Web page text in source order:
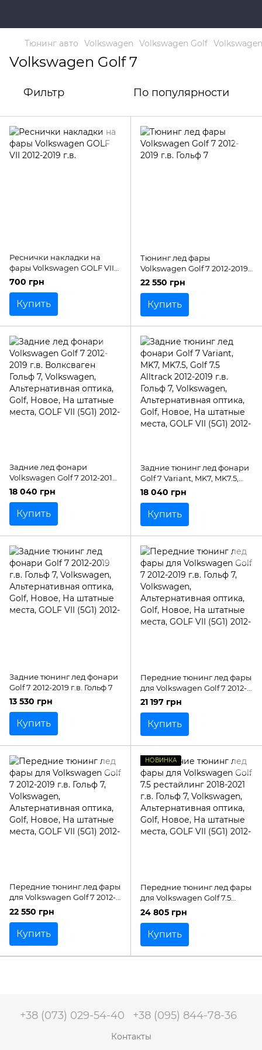
Тюнинг авто Volkswagen Volkswagen Golf
Volkswagen Golf 7
Фильтр По популярности
Реснички накладки на
фары Volkswagen GOLF VII
2012-2019 г.в.
700 грн
Купить
Тюнинг лед фары
Volkswagen Golf 7 2012-2019
г.в. Гольф 7
22 550 грн
Купить
Задние лед фонари
Volkswagen Golf 7 2012-2019
г.в. Волксваген Гольф 7
18 040 грн
Купить
Задние тюнинг лед фонари
Golf 7 Variant, MK7, MK7.5,
Golf 7.5 Alltrack 2012-2019 г.в.
18 040 грн
Купить
Задние тюнинг лед фонари
Golf 7 2012-2019 г.в. Гольф 7
13 530 грн
Купить
Передние тюнинг лед фары
для Volkswagen Golf 7 2012-
2019 г.в. Гольф 7
21 197 грн
Купить
Передние тюнинг лед фары
для Volkswagen Golf 7 2012-
2019 г.в. Гольф 7
22 550 грн
Купить
НОВИНКА
Передние тюнинг лед фары
для Volkswagen Golf 7.5
рестайлинг 2018-2021 г.в.
24 805 грн
Купить
+38 (073) 029-54-40 +38 (095) 844-78-36
Контакты